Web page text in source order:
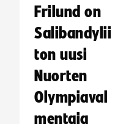
Frilund on
Salibandylii
ton uusi
Nuorten
Olympiaval
mentaja